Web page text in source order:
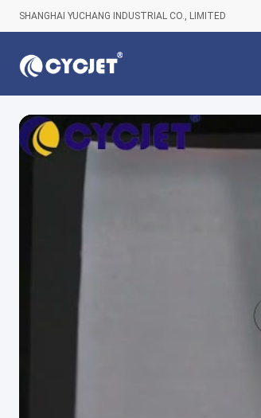
SHANGHAI YUCHANG INDUSTRIAL CO., LIMITED